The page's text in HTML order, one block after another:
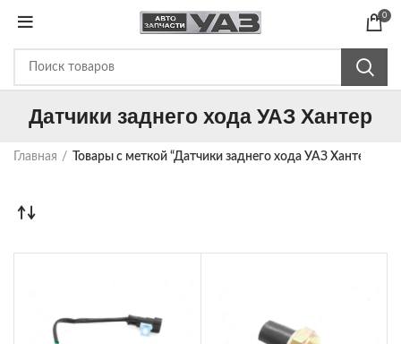
0
Датчики заднего хода УАЗ Хантер
Главная Товары с меткой “Датчики заднего хода УАЗ Хантер”